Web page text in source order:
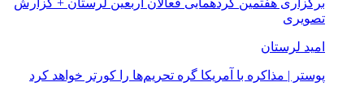
برگزاری هفتمین گردهمایی فعالان اربعین لرستان + گزارش
تصویری
امید لرستان
پوستر | مذاکره با آمریکا گره تحریم‌ها را کورتر خواهد کرد